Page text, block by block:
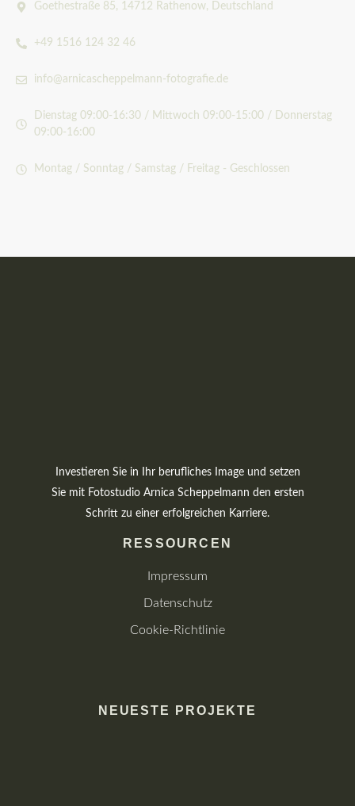
Goethestraße 85, 14712 Rathenow, Deutschland
+49 1516 124 32 46
info@arnicascheppelmann-fotografie.de
Dienstag 09:00-16:30 / Mittwoch 09:00-15:00 / Donnerstag
09:00-16:00
Montag / Sonntag / Samstag / Freitag - Geschlossen
Investieren Sie in Ihr berufliches Image und setzen
Sie mit Fotostudio Arnica Scheppelmann den ersten
Schritt zu einer erfolgreichen Karriere.
RESSOURCEN
Impressum
Datenschutz
Cookie-Richtlinie
NEUESTE PROJEKTE